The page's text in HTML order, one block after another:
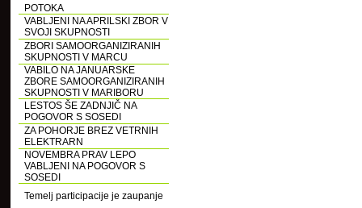
POTOKA
VABLJENI NA APRILSKI ZBOR V
SVOJI SKUPNOSTI
ZBORI SAMOORGANIZIRANIH
SKUPNOSTI V MARCU
VABILO NA JANUARSKE
ZBORE SAMOORGANIZIRANIH
SKUPNOSTI V MARIBORU
LESTOS ŠE ZADNJIČ NA
POGOVOR S SOSEDI
ZA POHORJE BREZ VETRNIH
ELEKTRARN
NOVEMBRA PRAV LEPO
VABLJENI NA POGOVOR S
SOSEDI
Temelj participacije je zaupanje